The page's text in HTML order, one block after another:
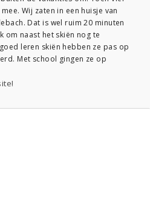
Wij zaten in een huisje van
Dat is wel ruim 20 minuten
om naast het skiën nog te
leren skiën hebben ze pas op
Met school gingen ze op